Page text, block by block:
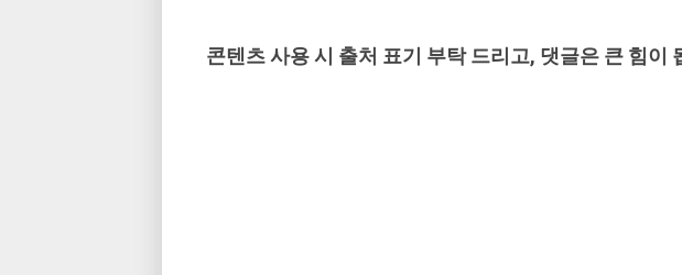
콘텐츠 사용 시 출처 표기 부탁 드리고, 댓글은 큰 힘이